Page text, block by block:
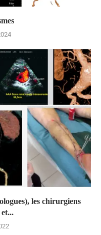
les chirurgiens